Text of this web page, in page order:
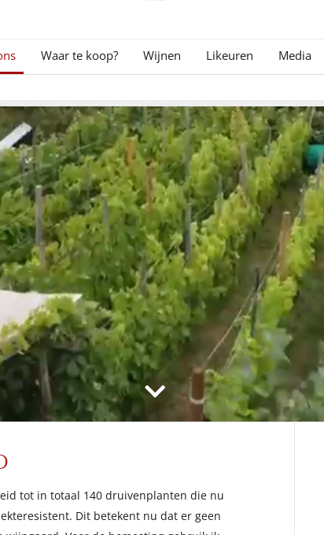
Waar te koop? Wijnen Likeuren Media
tot in totaal 140 druivenplanten die nu
Dit betekent nu dat er geen